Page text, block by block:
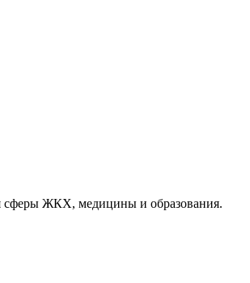
сферы ЖКХ, медицины и образования.